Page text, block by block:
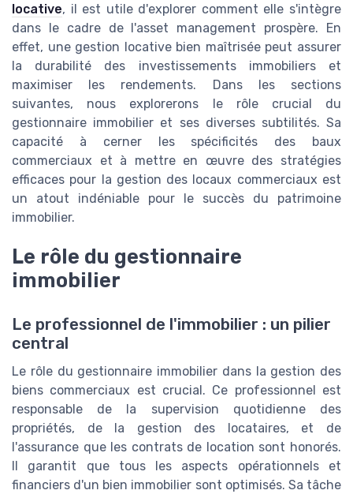
locative, il est utile d'explorer comment elle s'intègre
dans le cadre de l'asset management prospère. En
effet, une gestion locative bien maîtrisée peut assurer
la durabilité des investissements immobiliers et
maximiser les rendements. Dans les sections
suivantes, nous explorerons le rôle crucial du
gestionnaire immobilier et ses diverses subtilités. Sa
capacité à cerner les spécificités des baux
commerciaux et à mettre en œuvre des stratégies
efficaces pour la gestion des locaux commerciaux est
un atout indéniable pour le succès du patrimoine
immobilier.
Le rôle du gestionnaire
immobilier
Le professionnel de l'immobilier : un pilier
central
Le rôle du gestionnaire immobilier dans la gestion des
biens commerciaux est crucial. Ce professionnel est
responsable de la supervision quotidienne des
propriétés, de la gestion des locataires, et de
l'assurance que les contrats de location sont honorés.
Il garantit que tous les aspects opérationnels et
financiers d'un bien immobilier sont optimisés. Sa tâche